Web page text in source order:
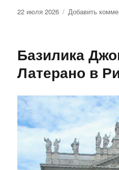
Опубликовано
22 июля 2026 Добавить
Базилика
Латерано в